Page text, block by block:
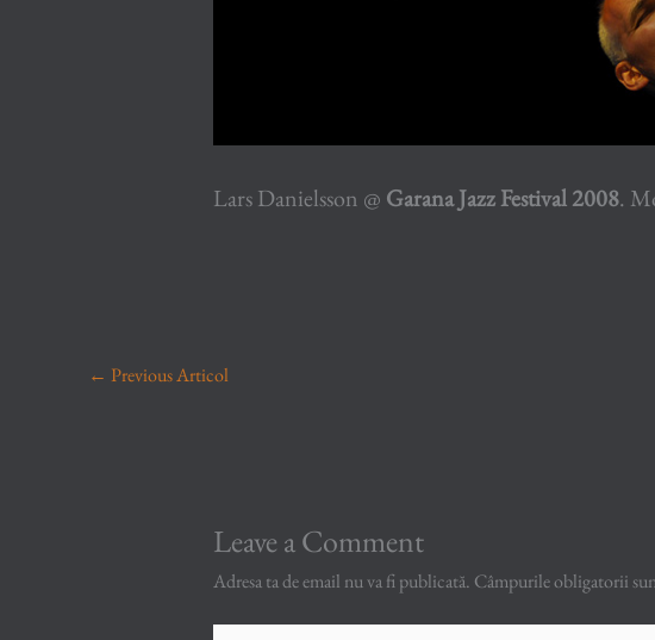
Lars Danielsson @ Garana Jazz Festival 2008.
← Previous Articol
Leave a Comment
Adresa ta de email nu va fi publicată. Câmpurile obligatorii